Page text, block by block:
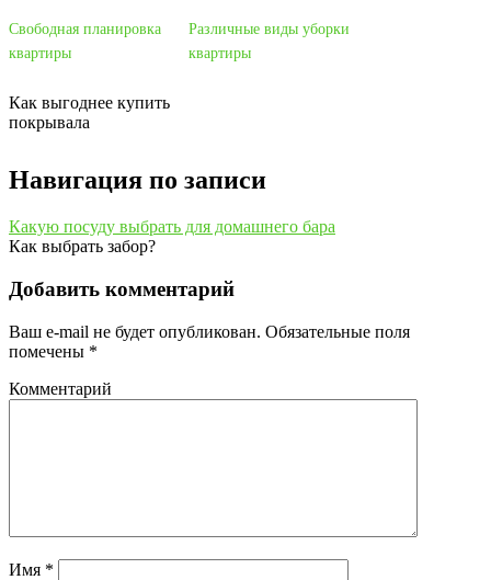
Свободная планировка
квартиры
Различные виды уборки
квартиры
Как выгоднее купить
покрывала
Навигация по записи
Какую посуду выбрать для домашнего бара
Как выбрать забор?
Добавить комментарий
Ваш e-mail не будет опубликован. Обязательные поля
помечены *
Комментарий
Имя *